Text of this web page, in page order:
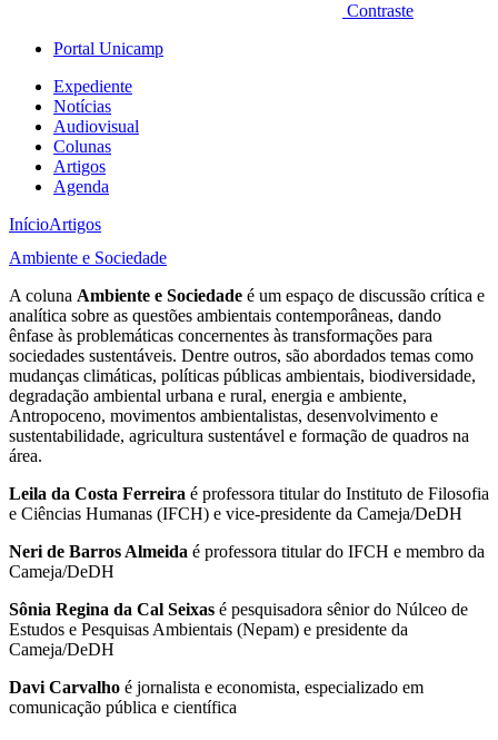
Contraste
Portal Unicamp
Expediente
Notícias
Audiovisual
Colunas
Artigos
Agenda
InícioArtigos
Ambiente e Sociedade
A coluna Ambiente e Sociedade é um espaço de discussão crítica e
analítica sobre as questões ambientais contemporâneas, dando
ênfase às problemáticas concernentes às transformações para
sociedades sustentáveis. Dentre outros, são abordados temas como
mudanças climáticas, políticas públicas ambientais, biodiversidade,
degradação ambiental urbana e rural, energia e ambiente,
Antropoceno, movimentos ambientalistas, desenvolvimento e
sustentabilidade, agricultura sustentável e formação de quadros na
área.
Leila da Costa Ferreira é professora titular do Instituto de Filosofia
e Ciências Humanas (IFCH) e vice-presidente da Cameja/DeDH
Neri de Barros Almeida é professora titular do IFCH e membro da
Cameja/DeDH
Sônia Regina da Cal Seixas é pesquisadora sênior do Núlceo de
Estudos e Pesquisas Ambientais (Nepam) e presidente da
Cameja/DeDH
Davi Carvalho é jornalista e economista, especializado em
comunicação pública e científica